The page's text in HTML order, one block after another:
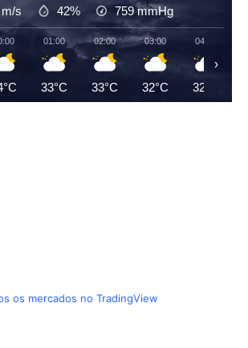
s 42% 759mmHg
01:00
33°C
02:00
33°C
03:00
32°C
04:00
32°C
›
os mercados no TradingView